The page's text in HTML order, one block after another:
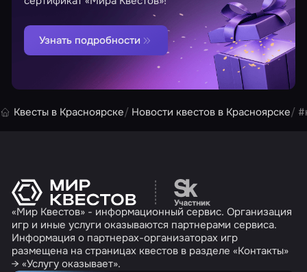
Узнать подробности
Квесты в Красноярске Новости квестов в Красноярске
Перейти на сайт
«Мир Квестов» - информационный сервис. Организация
игр и иные услуги оказываются партнерами сервиса.
Информация о партнерах-организаторах игр
размещена на страницах квестов в разделе «Контакты»
→ «Услугу оказывает».